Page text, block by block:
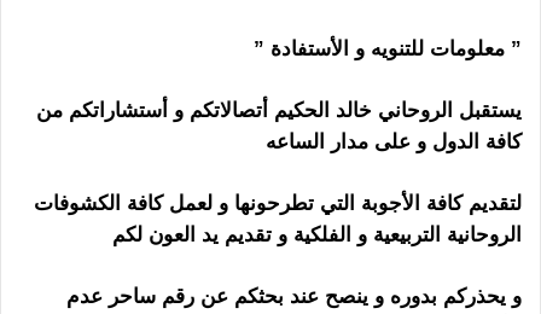
” معلومات للتنويه و الأستفادة ”
يستقبل الروحاني خالد الحكيم أتصالاتكم و أستشاراتكم من
كافة الدول و على مدار الساعه
لتقديم كافة الأجوبة التي تطرحونها و لعمل كافة الكشوفات
الروحانية التربيعية و الفلكية و تقديم يد العون لكم
و يحذركم بدوره و ينصح عند بحثكم عن رقم ساحر عدم